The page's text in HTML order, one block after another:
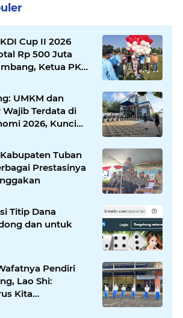
Cup II 2026
Rp 500 Juta
Ketua PKDI
Mahdi: Ajang
Kades untuk
UMKM dan
Wajib Terdata di
2026, Kunci
Sasaran
Tuban
Prestasinya
Titip Dana
dan untuk
Pendiri
Lao Shi:
Kita